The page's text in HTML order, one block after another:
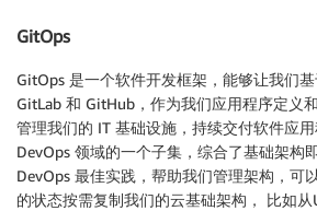
GitOps
GitOps 是一个软件开发框架，能够让我们
GitLab 和 GitHub，作为我们应用程序定义
管理我们的 IT 基础设施，持续交付软件应
DevOps 领域的一个子集，综合了基础架构
DevOps 最佳实践，帮助我们管理架构，可
的状态按需复制我们的云基础架构， 比如从